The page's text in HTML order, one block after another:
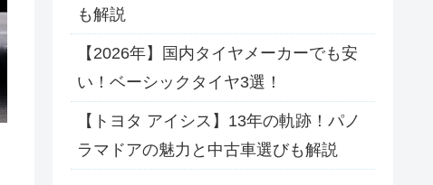
も解説
【2026年】国内タイヤメーカーでも安
い！ベーシックタイヤ3選！
【トヨタ アイシス】13年の軌跡！パノ
ラマドアの魅力と中古車選びも解説